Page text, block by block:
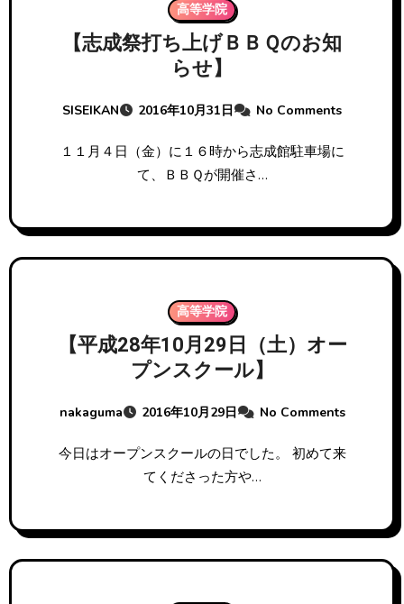
高等学院
【志成祭打ち上げＢＢＱのお知
らせ】
SISEIKAN 2016年10月31日 No Comments
１１月４日（金）に１６時から志成館駐車場に
て、ＢＢＱが開催さ…
高等学院
【平成28年10月29日（土）オー
プンスクール】
nakaguma 2016年10月29日 No Comments
今日はオープンスクールの日でした。 初めて来
てくださった方や…